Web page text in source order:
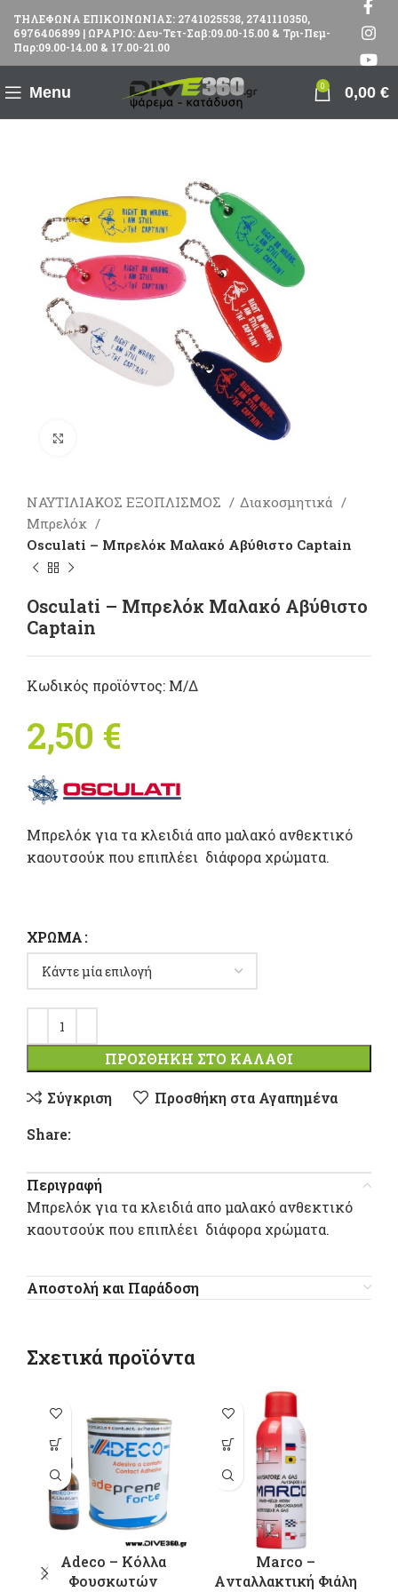
ΤΗΛΕΦΩΝΑ ΕΠΙΚΟΙΝΩΝΙΑΣ: 2741025538, 2741110350,
6976406899 | ΩΡΑΡΙΟ: Δευ-Τετ-Σαβ:09.00-15.00 & Τρι-Πεμ-
Παρ:09.00-14.00 & 17.00-21.00
Menu 0 0,00 €
ΝΑΥΤΙΛΙΑΚΟΣ ΕΞΟΠΛΙΣΜΟΣ
Διακοσμητικά
Μπρελόκ
Osculati – Μπρελόκ Μαλακό Αβύθιστο Captain
Osculati – Μπρελόκ Μαλακό Αβύθιστο
Captain
Κωδικός προϊόντος: Μ/Δ
2,50 €
Μπρελόκ για τα κλειδιά απο μαλακό ανθεκτικό
καουτσούκ που επιπλέει διάφορα χρώματα.
ΧΡΏΜΑ
ΠΡΟΣΘΉΚΗ ΣΤΟ ΚΑΛΆΘΙ
Σύγκριση
Προσθήκη στα Αγαπημένα
Share:
Περιγραφή
Μπρελόκ για τα κλειδιά απο μαλακό ανθεκτικό
καουτσούκ που επιπλέει διάφορα χρώματα.
Αποστολή και Παράδοση
Σχετικά προϊόντα
Adeco – Κόλλα
Φουσκωτών
Αυτό το
προϊόν έχει
πολλαπλές
παραλλαγές.
Οι επιλογές
μπορούν να
επιλεγούν
στη σελίδα
Marco –
Aνταλλακτική Φιάλη